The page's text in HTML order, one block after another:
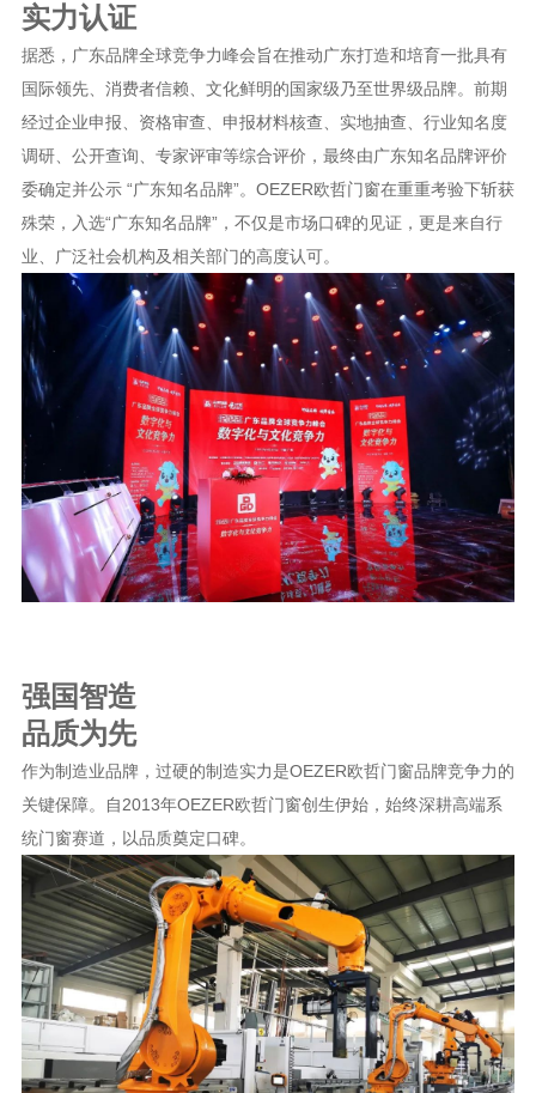
实力认证
据悉，广东品牌全球竞争力峰会旨在推动广东打造和培育一批具有
国际领先、消费者信赖、文化鲜明的国家级乃至世界级品牌。前期
经过企业申报、资格审查、申报材料核查、实地抽查、行业知名度
调研、公开查询、专家评审等综合评价，最终由广东知名品牌评价
委确定并公示 “广东知名品牌”。OEZER欧哲门窗在重重考验下斩获
殊荣，入选“广东知名品牌”，不仅是市场口碑的见证，更是来自行
业、广泛社会机构及相关部门的高度认可。
强国智造
品质为先
作为制造业品牌，过硬的制造实力是OEZER欧哲门窗品牌竞争力的
关键保障。自2013年OEZER欧哲门窗创生伊始，始终深耕高端系
统门窗赛道，以品质奠定口碑。